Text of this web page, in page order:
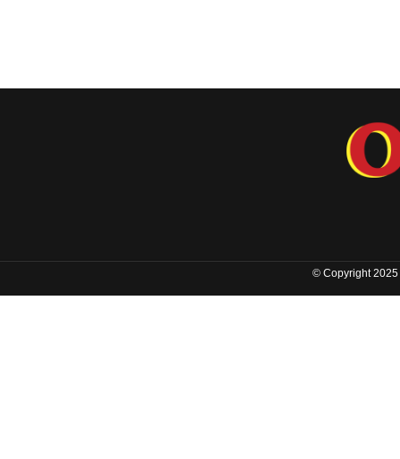
© Copyright